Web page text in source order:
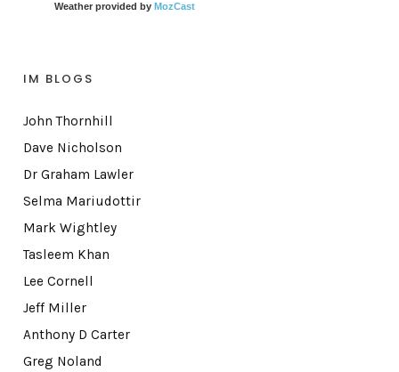
Weather provided by MozCast
IM BLOGS
John Thornhill
Dave Nicholson
Dr Graham Lawler
Selma Mariudottir
Mark Wightley
Tasleem Khan
Lee Cornell
Jeff Miller
Anthony D Carter
Greg Noland